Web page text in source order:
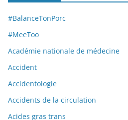
#BalanceTonPorc
#MeeToo
Académie nationale de médecine
Accident
Accidentologie
Accidents de la circulation
Acides gras trans